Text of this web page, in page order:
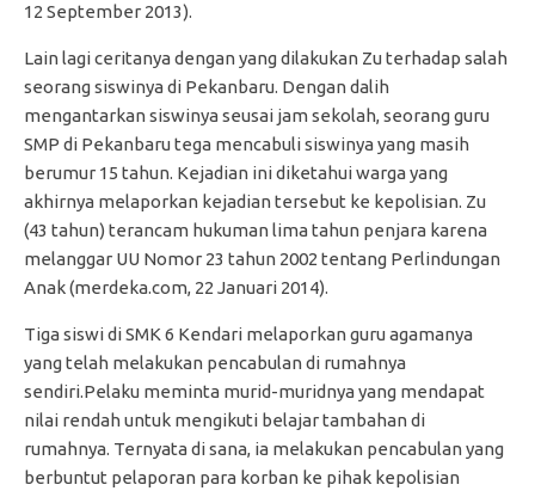
12 September 2013).
Lain lagi ceritanya dengan yang dilakukan Zu terhadap salah
seorang siswinya di Pekanbaru. Dengan dalih
mengantarkan siswinya seusai jam sekolah, seorang guru
SMP di Pekanbaru tega mencabuli siswinya yang masih
berumur 15 tahun. Kejadian ini diketahui warga yang
akhirnya melaporkan kejadian tersebut ke kepolisian. Zu
(43 tahun) terancam hukuman lima tahun penjara karena
melanggar UU Nomor 23 tahun 2002 tentang Perlindungan
Anak (merdeka.com, 22 Januari 2014).
Tiga siswi di SMK 6 Kendari melaporkan guru agamanya
yang telah melakukan pencabulan di rumahnya
sendiri.Pelaku meminta murid-muridnya yang mendapat
nilai rendah untuk mengikuti belajar tambahan di
rumahnya. Ternyata di sana, ia melakukan pencabulan yang
berbuntut pelaporan para korban ke pihak kepolisian